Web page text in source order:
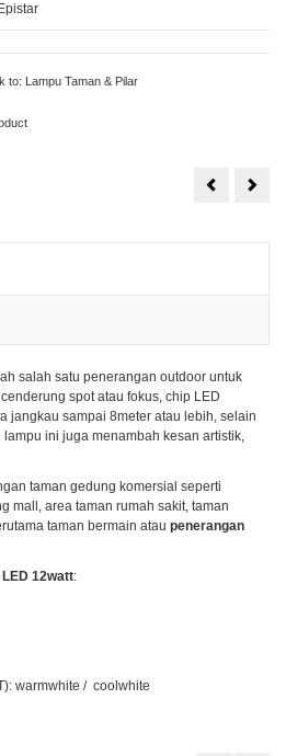
to: Lampu Taman & Pilar
Lampu
salah satu penerangan outdoor untuk
spot atau fokus, chip LED
jangkau sampai 8meter atau lebih, selain
ini juga menambah kesan artistik,
taman gedung komersial seperti
mall, area taman rumah sakit, taman
taman bermain atau penerangan
12watt:
warmwhite / coolwhite